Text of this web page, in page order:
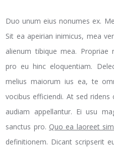
Duo unum eius nonumes ex.
Sit ea apeirian inimicus, mea
alienum tibique mea. Propriae
pro eu hinc eloquentiam.
melius maiorum ius ea, te
vocibus efficiendi. At sed
audiam appellantur. Ei usu
sanctus pro. Quo ea laoreet
definitionem. Dicant scripserit